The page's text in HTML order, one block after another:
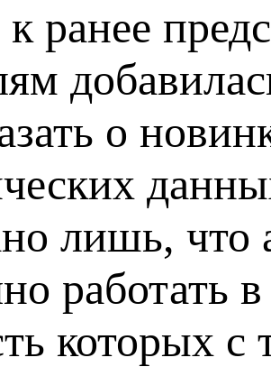
ранее
о
лишь,
работать
которых с